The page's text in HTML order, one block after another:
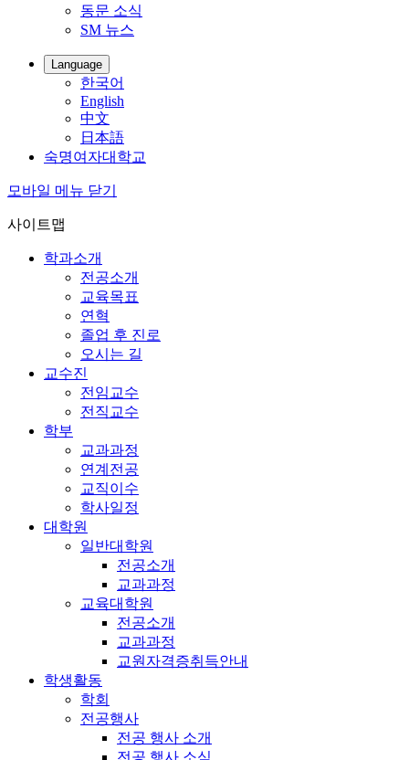
동문 소식
SM 뉴스
Language
한국어
English
中文
日本語
숙명여자대학교
모바일 메뉴 닫기
사이트맵
학과소개
전공소개
교육목표
연혁
졸업 후 진로
오시는 길
교수진
전임교수
전직교수
학부
교과과정
연계전공
교직이수
학사일정
대학원
일반대학원
전공소개
교과과정
교육대학원
전공소개
교과과정
교원자격증취득안내
학생활동
학회
전공행사
전공 행사 소개
전공 행사 소식